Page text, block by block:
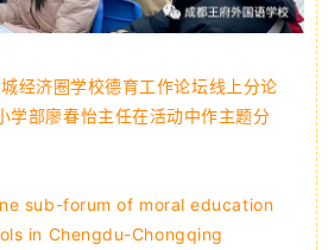
经济圈学校德育工作论坛线上分论
学部廖春怡主任在活动中作主题分
sub-forum of moral education
in Chengdu-Chongqing